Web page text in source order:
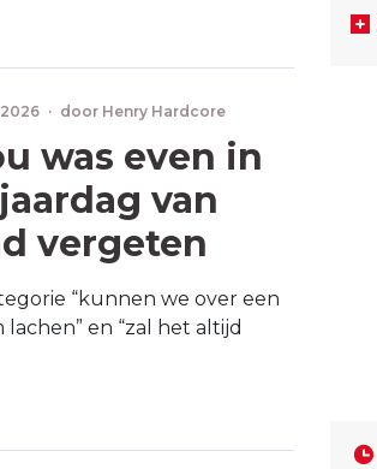
· door Henry Hardcore
was even in
van
vergeten
“kunnen we over een
en “zal het altijd